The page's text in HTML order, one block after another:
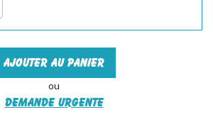
Ajouter au panier
ou
Demande urgente